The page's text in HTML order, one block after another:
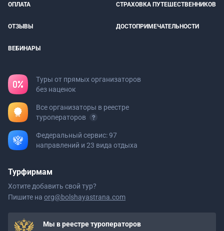
ОПЛАТА СТРАХОВКА ПУТЕШЕСТВЕННИКОВ
ОТЗЫВЫ ДОСТОПРИМЕЧАТЕЛЬНОСТИ
ВЕБИНАРЫ
Туры от прямых организаторов
без наценок
Все организаторы в реестре
туроператоров
Федеральный сервис: 97
направлений и 23 вида отдыха
Турфирмам
Хотите добавить свой тур?
Пишите на org@bolshayastrana.com
Мы в реестре туроператоров